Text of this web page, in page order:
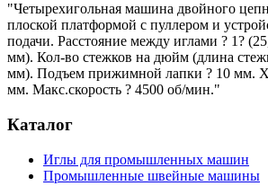
"Четырехигольная машина двойного
плоской платформой с пуллером и
подачи. Расстояние между иглами ? 1?
мм). Кол-во стежков на дюйм (длина
мм). Подъем прижимной лапки ? 10 мм.
мм. Макс.скорость ? 4500 об/мин."
Каталог
Иглы для промышленных машин
Промышленные швейные машины